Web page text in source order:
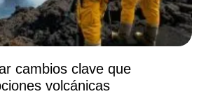
cambios clave que
volcánicas